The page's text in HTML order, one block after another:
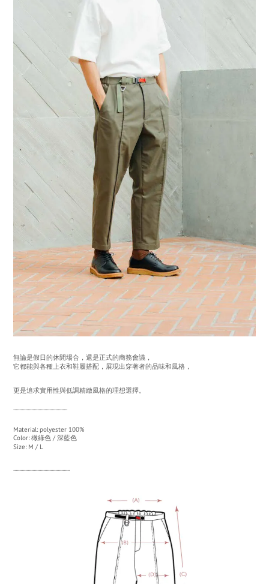
無論是假日的休閒場合，還是正式的商務會議，
它都能與各種上衣和鞋履搭配，展現出穿著者的品味和風格，
更是追求實用性與低調精緻風格的理想選擇。
.............................................
Material: polyester 100%
Color:橄綠色 / 深藍色
Size: M / L
...............................................